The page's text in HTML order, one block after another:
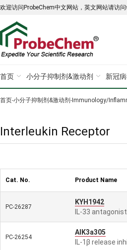
欢迎访问ProbeChem中文网站，英文网站请访问
首页 小分子抑制剂&激动剂 新冠
首页-小分子抑制剂&激动剂 - Immunology/
Interleukin Receptor
Cat. No. Product Name
PC-26287
KYH1942
IL-33 antagonist
PC-26254
AIK3a305
IL-1β release